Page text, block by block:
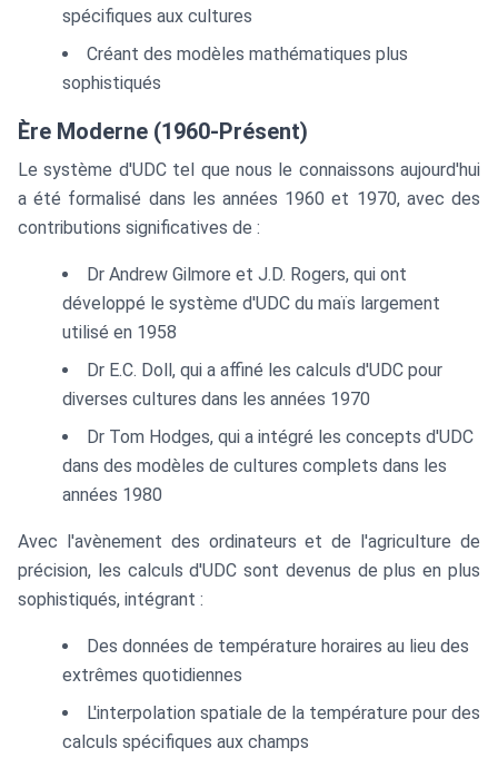
spécifiques aux cultures
Créant des modèles mathématiques plus
sophistiqués
Ère Moderne (1960-Présent)
Le système d'UDC tel que nous le connaissons aujourd'hui
a été formalisé dans les années 1960 et 1970, avec des
contributions significatives de :
Dr Andrew Gilmore et J.D. Rogers, qui ont
développé le système d'UDC du maïs largement
utilisé en 1958
Dr E.C. Doll, qui a affiné les calculs d'UDC pour
diverses cultures dans les années 1970
Dr Tom Hodges, qui a intégré les concepts d'UDC
dans des modèles de cultures complets dans les
années 1980
Avec l'avènement des ordinateurs et de l'agriculture de
précision, les calculs d'UDC sont devenus de plus en plus
sophistiqués, intégrant :
Des données de température horaires au lieu des
extrêmes quotidiennes
L'interpolation spatiale de la température pour des
calculs spécifiques aux champs